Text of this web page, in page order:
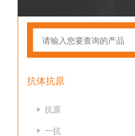
抗体抗原
抗原
一抗